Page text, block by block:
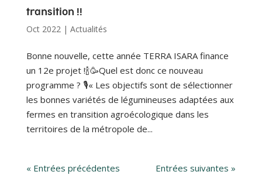
transition !!
Oct 2022| Actualités
Bonne nouvelle, cette année TERRA ISARA finance
un 12e projet !🍾🥳Quel est donc ce nouveau
programme ? 🎙« Les objectifs sont de sélectionner
les bonnes variétés de légumineuses adaptées aux
fermes en transition agroécologique dans les
territoires de la métropole de...
« Entrées précédentes Entrées suivantes »